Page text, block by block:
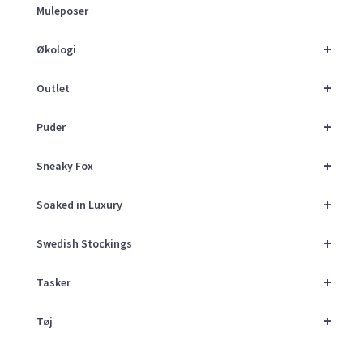
Muleposer
+
Økologi
+
Outlet
+
Puder
+
Sneaky Fox
+
Soaked in Luxury
+
Swedish Stockings
+
Tasker
+
Tøj